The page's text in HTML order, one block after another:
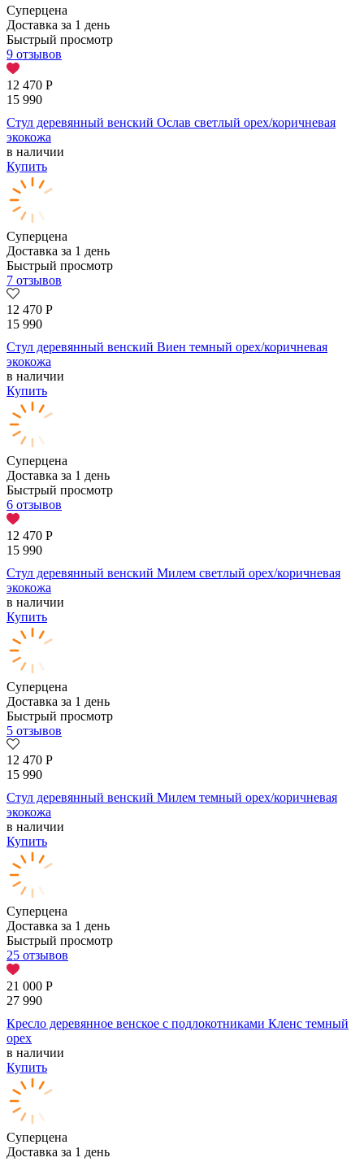
Суперцена
Доставка за 1 день
Быстрый просмотр
9 отзывов
12 470 Р
15 990
Стул деревянный венский Ослав светлый орех/коричневая
экокожа
в наличии
Купить
Суперцена
Доставка за 1 день
Быстрый просмотр
7 отзывов
12 470 Р
15 990
Стул деревянный венский Виен темный орех/коричневая
экокожа
в наличии
Купить
Суперцена
Доставка за 1 день
Быстрый просмотр
6 отзывов
12 470 Р
15 990
Стул деревянный венский Милем светлый орех/коричневая
экокожа
в наличии
Купить
Суперцена
Доставка за 1 день
Быстрый просмотр
5 отзывов
12 470 Р
15 990
Стул деревянный венский Милем темный орех/коричневая
экокожа
в наличии
Купить
Суперцена
Доставка за 1 день
Быстрый просмотр
25 отзывов
21 000 Р
27 990
Кресло деревянное венское с подлокотниками Кленс темный
орех
в наличии
Купить
Суперцена
Доставка за 1 день